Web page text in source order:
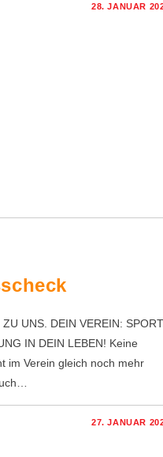
28. JANUAR
UNS. DEIN VEREIN:
IN DEIN LEBEN! Keine
im Verein gleich noch mehr
27. JANUAR